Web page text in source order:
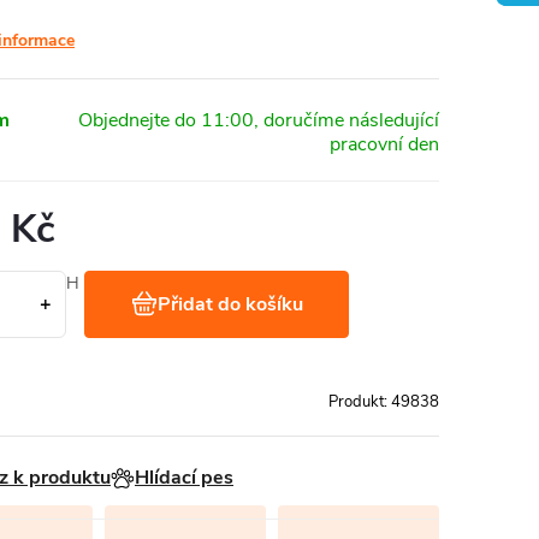
bez DPH
kg Přidat do košíku
Produkt:49838
k produktu Hlídací pes